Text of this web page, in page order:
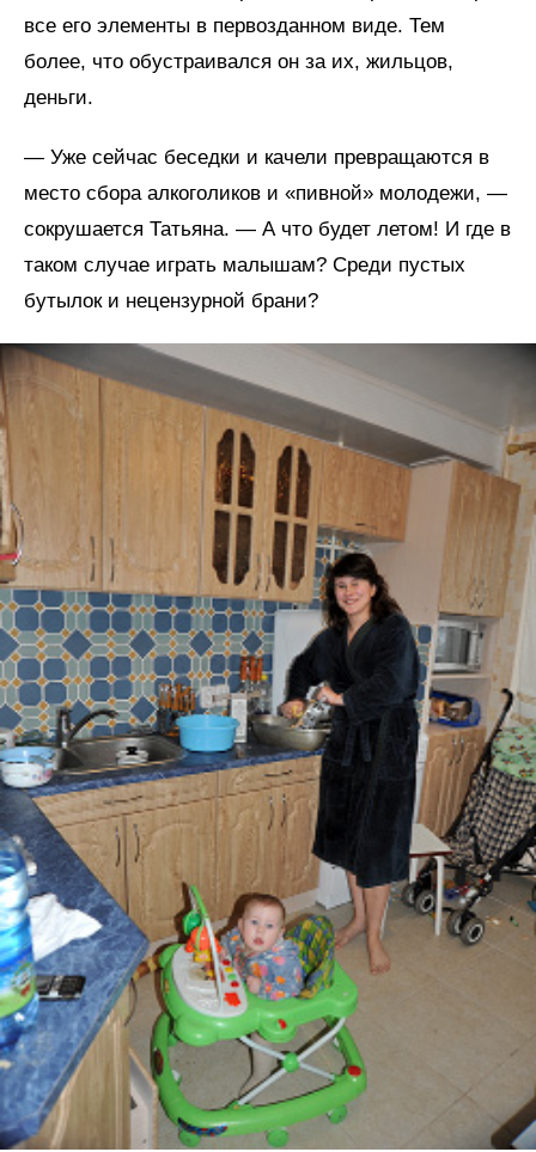
все его элементы в первозданном виде. Тем
более, что обустраивался он за их, жильцов,
деньги.
— Уже сейчас беседки и качели превращаются в
место сбора алкоголиков и «пивной» молодежи, —
сокрушается Татьяна. — А что будет летом! И где в
таком случае играть малышам? Среди пустых
бутылок и нецензурной брани?